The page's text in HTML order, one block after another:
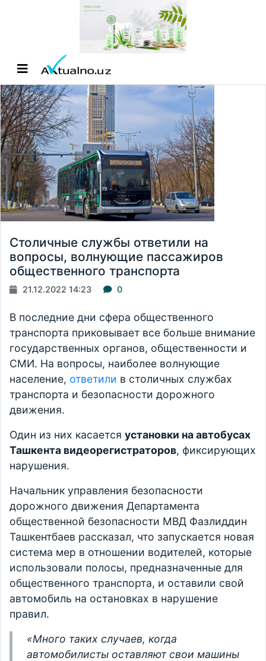
Столичные службы ответили на
вопросы, волнующие пассажиров
общественного транспорта
21.12.2022 14:23 0
В последние дни сфера общественного
транспорта приковывает все больше внимание
государственных органов, общественности и
СМИ. На вопросы, наиболее волнующие
население, ответили в столичных службах
транспорта и безопасности дорожного
движения.
Один из них касается установки на автобусах
Ташкента видеорегистраторов, фиксирующих
нарушения.
Начальник управления безопасности
дорожного движения Департамента
общественной безопасности МВД Фазлиддин
Ташкентбаев рассказал, что запускается новая
система мер в отношении водителей, которые
использовали полосы, предназначенные для
общественного транспорта, и оставили свой
автомобиль на остановках в нарушение
правил.
«Много таких случаев, когда
автомобилисты оставляют свои машины